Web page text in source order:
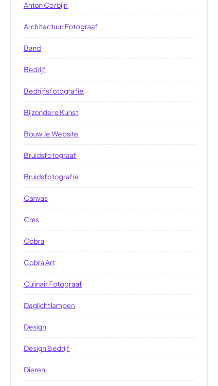
Anton Corbijn
Architectuur Fotograaf
Band
Bedrijf
Bedrijfsfotografie
Bijzondere Kunst
Bouw Je Website
Bruidsfotograaf
Bruidsfotografie
Canvas
Cms
Cobra
Cobra Art
Culinair Fotograaf
Daglichtlampen
Design
Design Bedrijf
Dieren